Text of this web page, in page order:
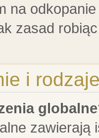
na
zasad
i